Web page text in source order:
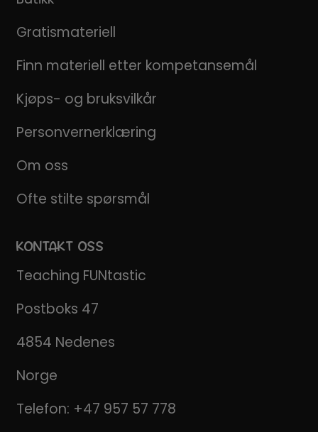
Gratismateriell
Finn materiell etter kompetansemål
Kjøps- og bruksvilkår
Personvernerklæring
Om oss
Ofte stilte spørsmål
KONTAKT OSS
Teaching FUNtastic
Postboks 47
4854 Nedenes
Norge
Telefon: +47 957 57 778